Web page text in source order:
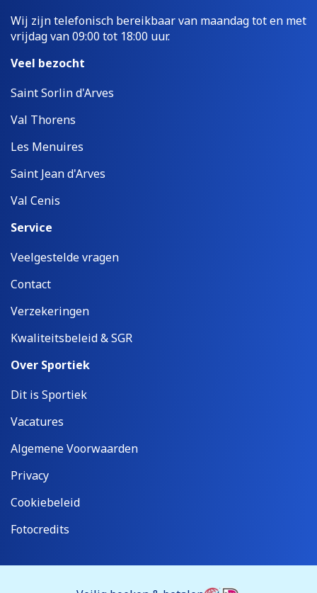
Wij zijn telefonisch bereikbaar van maandag tot en met
vrijdag van 09:00 tot 18:00 uur.
Veel bezocht
Saint Sorlin d'Arves
Val Thorens
Les Menuires
Saint Jean d'Arves
Val Cenis
Service
Veelgestelde vragen
Contact
Verzekeringen
Kwaliteitsbeleid & SGR
Over Sportiek
Dit is Sportiek
Vacatures
Algemene Voorwaarden
Privacy
Cookiebeleid
Fotocredits